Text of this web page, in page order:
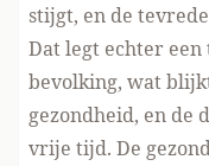
stijgt, en de
Dat legt echter
bevolking, wat
gezondheid, en de
vrije tijd. De